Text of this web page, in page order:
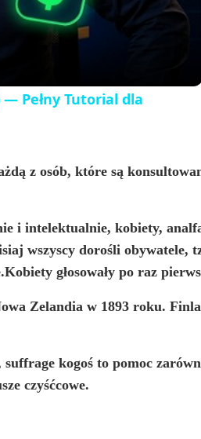
Pełny Tutorial dla
z osób, które są
i intelektualnie, kobiety,
wszyscy dorośli obywatele,
głosowały po raz
Zelandia w 1893 roku.
suffrage kogoś to pomoc
czyśćcowe.